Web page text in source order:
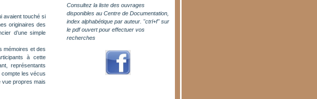
Consultez la liste des ouvrages
disponibles au Centre de Documentation,
index alphabétique par auteur. "ctrl+f" sur
le pdf ouvert pour effectuer vos
recherches
avaient touché si
originaires des
d’une simple
mémoires et des
à cette
représentants
les vécus
vue propres mais